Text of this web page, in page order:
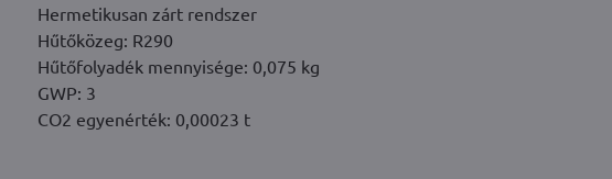
Hermetikusan zárt rendszer
Hűtőközeg: R290
Hűtőfolyadék mennyisége: 0,075 kg
GWP: 3
CO2 egyenérték: 0,00023 t